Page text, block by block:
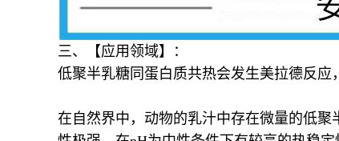
三、【应用领域】：
低聚半乳糖同蛋白质共热会发生美拉德反应
在自然界中，动物的乳汁中存在微量的低聚